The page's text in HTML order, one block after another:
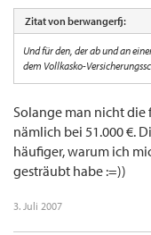
Zitat von berwangerfj:
Und für den, der ab und an
dem Vollkasko-
Solange man nicht die
nämlich bei 51.000 €.
häufiger, warum ich
gesträubt habe :=))
3. Juli 2007